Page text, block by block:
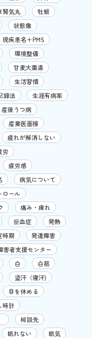
腎気丸
牡蛎
状態像
現疾患名＋PMS
環境整備
甘麦大棗湯
生活習慣
録法
生涯有病率
産後うつ病
産業医面接
疲れが解消しない
労
疲労感
病気について
ロール
痛み・痺れ
瘀血症
発熱
時期
発達障害
害者支援センター
白
白筋
盗汗（寝汗)
目を休める
時計
相談先
眠れない
眠気